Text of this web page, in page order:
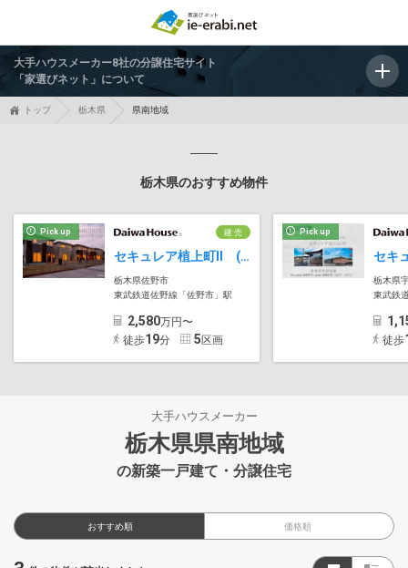
大手ハウスメーカー8社の分譲住宅サイト
「家選びネット」について
トップ 栃木県 県南地域
栃木県のおすすめ物件
Pick up 建 売
セキュレア植上町II (分譲住宅)
栃木県佐野市
東武鉄道佐野線「佐野市」駅
2,580万円〜
徒歩19分 5 区画
Pick up
栃木県
東武鉄
徒歩
大手ハウスメーカー
栃木県県南地域
の新築一戸建て・分譲住宅
おすすめ順 価格順